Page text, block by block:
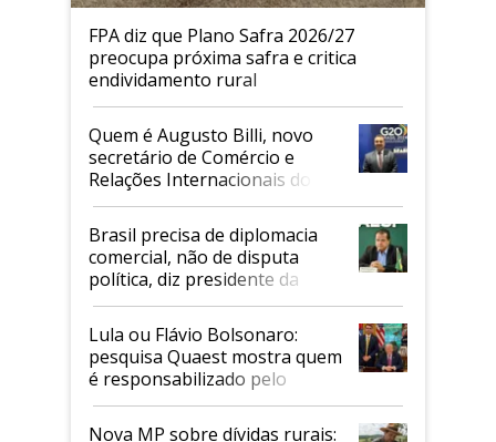
FPA diz que Plano Safra 2026/27
preocupa próxima safra e critica
endividamento rural
Quem é Augusto Billi, novo
secretário de Comércio e
Relações Internacionais do
Mapa
Brasil precisa de diplomacia
comercial, não de disputa
política, diz presidente da
Faesp
Lula ou Flávio Bolsonaro:
pesquisa Quaest mostra quem
é responsabilizado pelo
tarifaço dos EUA
Nova MP sobre dívidas rurais: